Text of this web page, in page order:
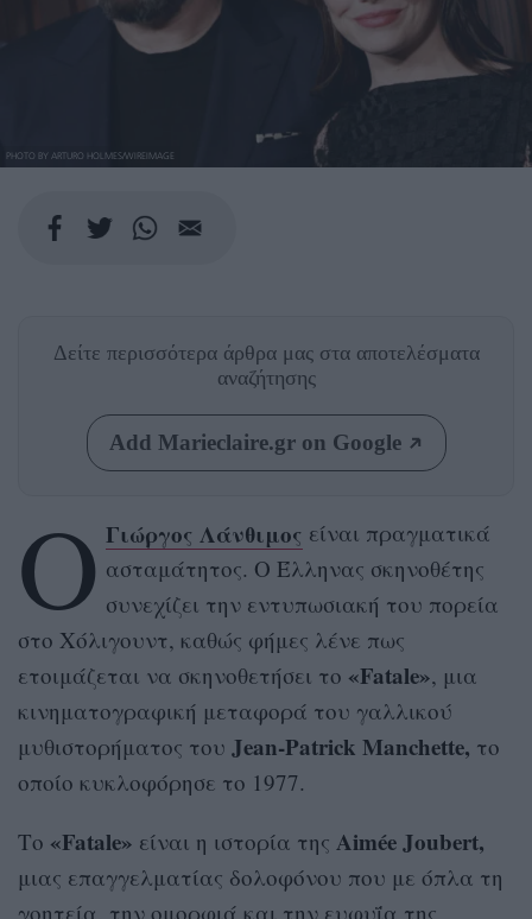
PHOTO BY ARTURO HOLMES/WIREIMAGE
Δείτε περισσότερα άρθρα μας στα αποτελέσματα
αναζήτησης
Add Marieclaire.gr on Google
Ο Γιώργος Λάνθιμος είναι πραγματικά
ασταμάτητος. Ο Έλληνας σκηνοθέτης
συνεχίζει την εντυπωσιακή του πορεία
στο Χόλιγουντ, καθώς φήμες λένε πως
ετοιμάζεται να σκηνοθετήσει το «Fatale», μια
κινηματογραφική μεταφορά του γαλλικού
μυθιστορήματος του Jean-Patrick Manchette, το
οποίο κυκλοφόρησε το 1977.
Το «Fatale» είναι η ιστορία της Aimée Joubert,
μιας επαγγελματίας δολοφόνου που με όπλα τη
γοητεία, την ομορφιά και την ευφυΐα της